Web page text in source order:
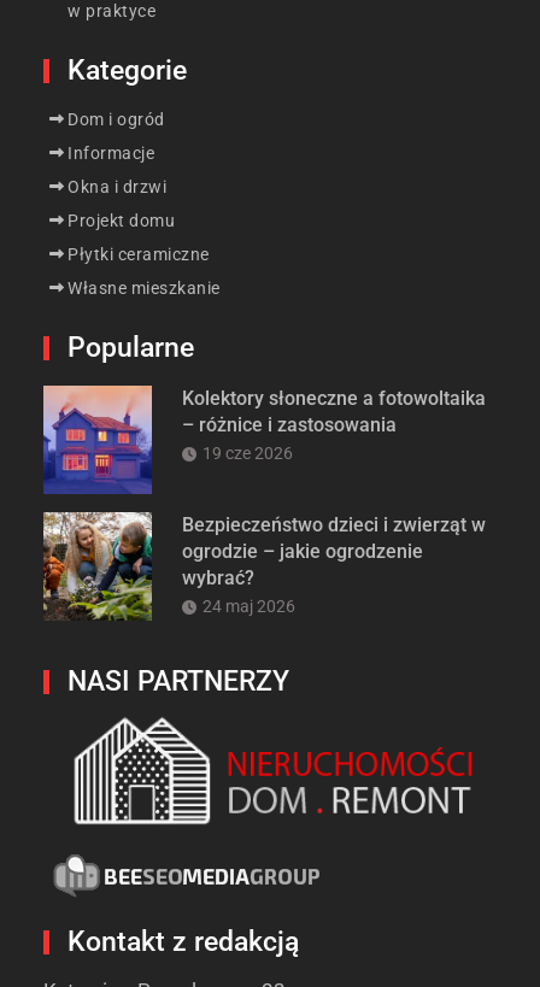
w praktyce
Kategorie
Dom i ogród
Informacje
Okna i drzwi
Projekt domu
Płytki ceramiczne
Własne mieszkanie
Popularne
Kolektory słoneczne a fotowoltaika
– różnice i zastosowania
19 cze 2026
Bezpieczeństwo dzieci i zwierząt w
ogrodzie – jakie ogrodzenie
wybrać?
24 maj 2026
NASI PARTNERZY
Kontakt z redakcją